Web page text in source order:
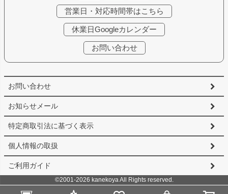
お問い合わせ
お知らせメール
特定商取引法に基づく表示
個人情報の取扱
ご利用ガイド
営業日・対応時間帯はこちら
休業日Googleカレンダー
お問い合わせ
©2001-2026 kanekoya All Rights reserved.